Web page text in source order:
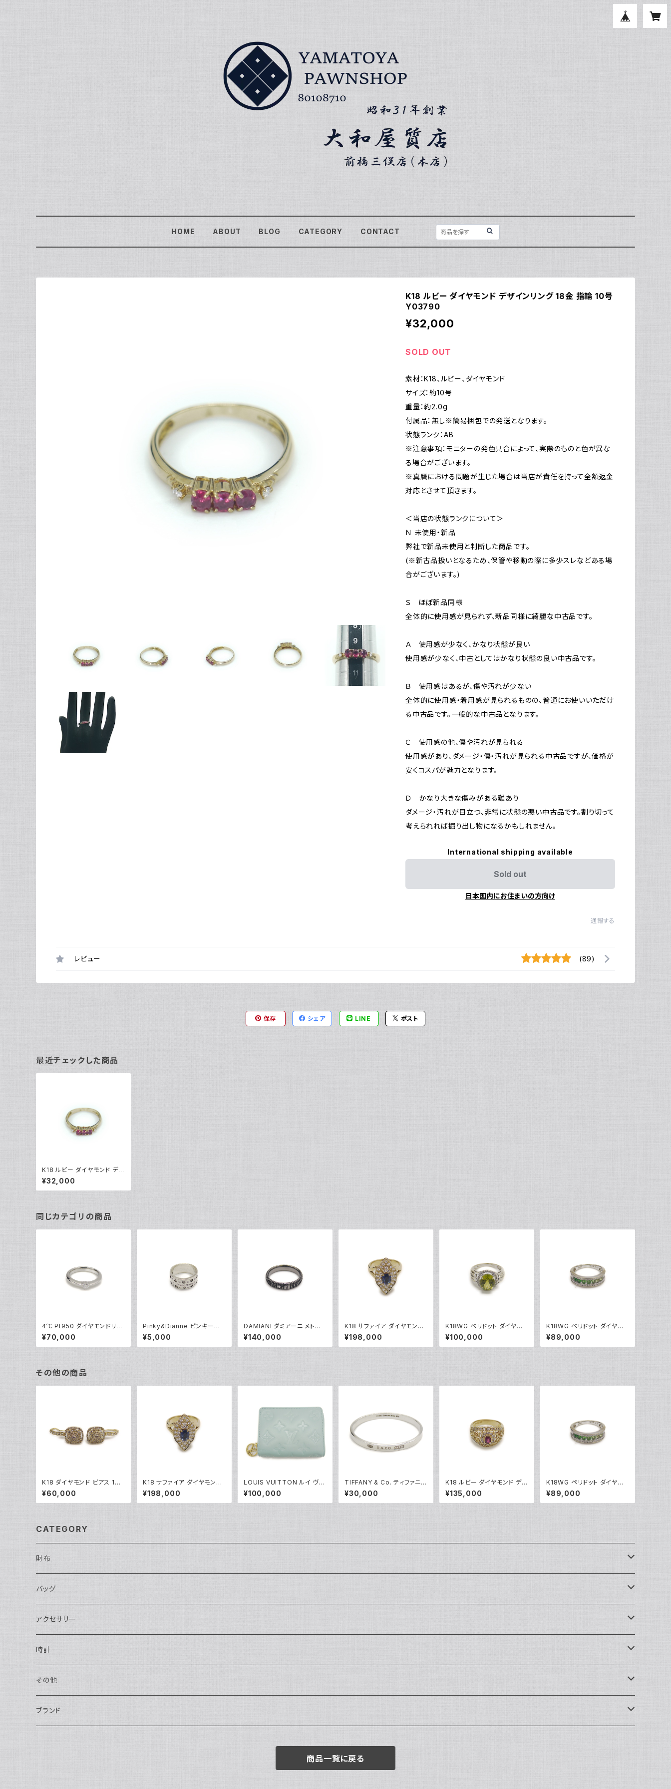
HOME ABOUT BLOG CATEGORY CONTACT
K18 ルビー ダイヤモンド デザインリング 18金 指輪 10号
Y03790
¥32,000
SOLD OUT
素材：K18、ルビー、ダイヤモンド
サイズ：約10号
重量：約2.0g
付属品：無し※簡易梱包での発送となります。
状態ランク：AB
※注意事項：モニターの発色具合によって、実際のものと色が異な
る場合がございます。
※真贋における問題が生じた場合は当店が責任を持って全額返金
対応とさせて頂きます。
＜当店の状態ランクについて＞
Ｎ 未使用・新品
弊社で新品未使用と判断した商品です。
(※新古品扱いとなるため、保管や移動の際に多少スレなどある場
合がございます。)
Ｓ ほぼ新品同様
全体的に使用感が見られず、新品同様に綺麗な中古品です。
Ａ 使用感が少なく、かなり状態が良い
使用感が少なく、中古としてはかなり状態の良い中古品です。
Ｂ 使用感はあるが、傷や汚れが少ない
全体的に使用感・着用感が見られるものの、普通にお使いいただけ
る中古品です。一般的な中古品となります。
Ｃ 使用感の他、傷や汚れが見られる
使用感があり、ダメージ・傷・汚れが見られる中古品ですが、価格が
安くコスパが魅力となります。
Ｄ かなり大きな傷みがある難あり
ダメージ・汚れが目立つ、非常に状態の悪い中古品です。割り切って
考えられれば掘り出し物になるかもしれません。
International shipping available
Sold out
日本国内にお住まいの方向け
通報する
レビュー (89)
保存 シェア LINE ポスト
最近チェックした商品
K18 ルビー ダイヤモンド デザ
インリング 18金 指輪 10号 Y
03790
¥32,000
同じカテゴリの商品
4℃ Pt950 ダイヤモンドリン
グ [True Love] プラチナ 指
輪 8号 Y05242
¥70,000
Pinky&Dianne ピンキーア
ンドダイアン シルバーリング
指輪 9号 Y04624
¥5,000
DAMIANI ダミアーニ メトロ
ポリタンドリーム 1Pダイヤモ
ンド リング K18WG 18金 指
輪 17号 Y05256
¥140,000
K18 サファイア ダイヤモンド
デザインリング 18金 指輪 12
号 Y05246
¥198,000
K18WG ペリドット ダイヤモ
ンド デザインリング 18金 ホ
ワイトゴールド 指輪 9号 Y04
916
¥100,000
K18WG ペリドット ダイヤモ
ンド デザインリング 18金 ホ
ワイトゴールド 指輪 12号 Y0
5244
¥89,000
その他の商品
K18 ダイヤモンド ピアス 18
金 フックピアス Y05252
¥60,000
K18 サファイア ダイヤモンド
デザインリング 18金 指輪 12
号 Y05246
¥198,000
LOUIS VUITTON ルイ ヴィ
トン ポルトフォイユ ルー モノ
グラム クッサン ブルーグラシ
エ 2つ折り財布 M81709 Y0
¥100,000
TIFFANY & Co. ティファニー
1837 ナロー バングル ブレス
レット シルバー925 Y04751
¥30,000
K18 ルビー ダイヤモンド デザ
インリング 18金 指輪 10号 Y
05245
¥135,000
K18WG ペリドット ダイヤモ
ンド デザインリング 18金 ホ
ワイトゴールド 指輪 12号 Y0
5244
¥89,000
CATEGORY
財布
長財布
二つ折り
バッグ
ショルダーバッグ・ボディバッグ
ハンドバッグ・ポーチ
トートバッグ
バックパック・リュックサック
アクセサリー
ネックレス
指輪
ピアス・イヤリング
時計
アナログ・機械式
アナログ・クォーツ
その他
ペン・万年筆
ブランド
商品一覧に戻る